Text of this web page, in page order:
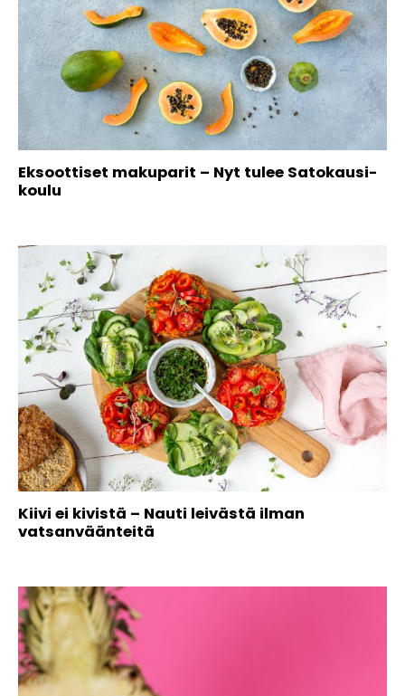
Eksoottiset makuparit – Nyt tulee Satokausi-
koulu
Kiivi ei kivistä – Nauti leivästä ilman
vatsanväänteitä